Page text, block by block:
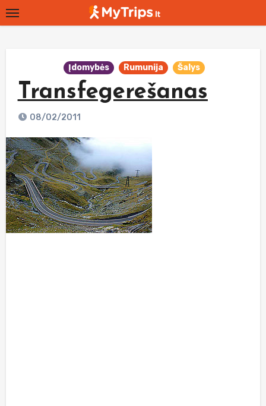
Skip
to
Įdomybės Rumunija Šalys
Transfegerešanas
08/02/2011